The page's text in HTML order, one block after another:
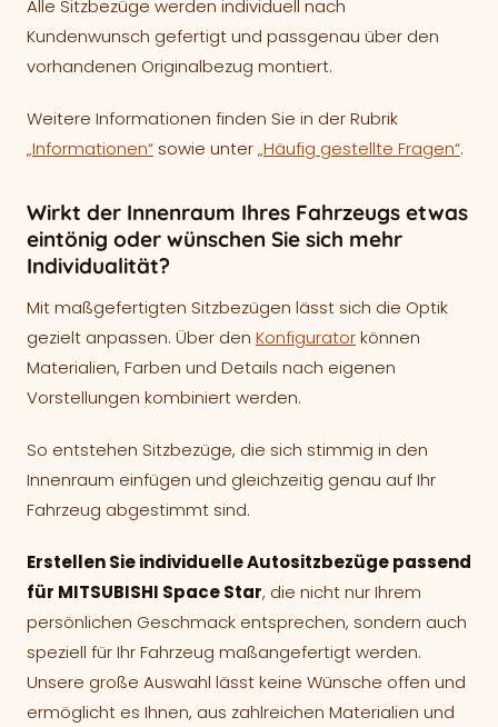
Alle Sitzbezüge werden individuell nach
Kundenwunsch gefertigt und passgenau über den
vorhandenen Originalbezug montiert.
Weitere Informationen finden Sie in der Rubrik
„Informationen“ sowie unter„Häufig gestellte Fragen“.
Wirkt der Innenraum Ihres Fahrzeugs etwas
eintönig oder wünschen Sie sich mehr
Individualität?
Mit maßgefertigten Sitzbezügen lässt sich die Optik
gezielt anpassen. Über den Konfiguratorkönnen
Materialien, Farben und Details nach eigenen
Vorstellungen kombiniert werden.
So entstehen Sitzbezüge, die sich stimmig in den
Innenraum einfügen und gleichzeitig genau auf Ihr
Fahrzeug abgestimmt sind.
Erstellen Sie individuelle Autositzbezüge passend
für MITSUBISHI Space Star, die nicht nur Ihrem
persönlichen Geschmack entsprechen, sondern auch
speziell für Ihr Fahrzeug maßangefertigt werden.
Unsere große Auswahl lässt keine Wünsche offen und
ermöglicht es Ihnen, aus zahlreichen Materialien und